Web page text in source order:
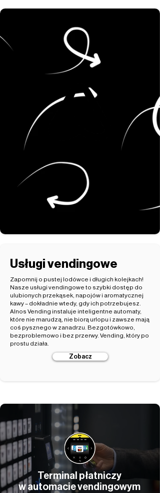
Usługi vendingowe
Zapomnij o pustej lodówce i długich kolejkach!
Nasze usługi vendingowe to szybki dostęp do
ulubionych przekąsek, napojów i aromatycznej
kawy – dokładnie wtedy, gdy ich potrzebujesz.
Alnos Vending instaluje inteligentne automaty,
które nie marudzą, nie biorą urlopu i zawsze mają
coś pysznego w zanadrzu. Bezgotówkowo,
bezproblemowo i bez przerwy. Vending, który po
prostu działa.
Zobacz
Terminal płatniczy
w automacie vendingowym